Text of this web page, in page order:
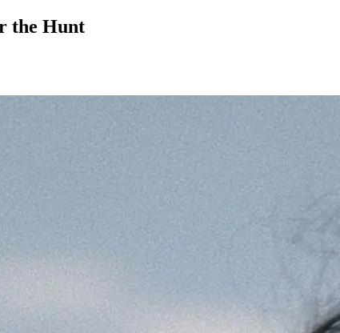
the Hunt